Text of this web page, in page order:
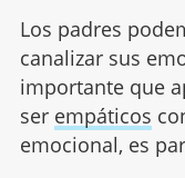
Los padres
canalizar sus
importante que
ser empáticos
emocional, es